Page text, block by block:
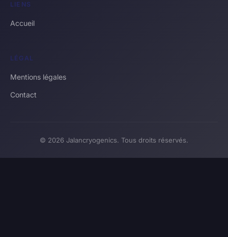
LIENS
Accueil
LÉGAL
Mentions légales
Contact
© 2026 Jalancryogenics. Tous droits réservés.